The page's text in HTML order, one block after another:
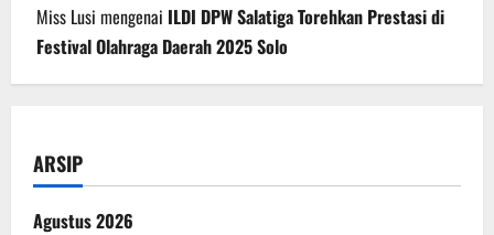
Miss Lusi mengenai ILDI DPW Salatiga Torehkan Prestasi di
Festival Olahraga Daerah 2025 Solo
ARSIP
Agustus 2026